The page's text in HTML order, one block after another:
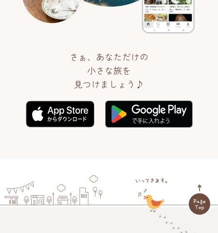
さぁ、あなただけの
小さな旅を
見つけましょう♪